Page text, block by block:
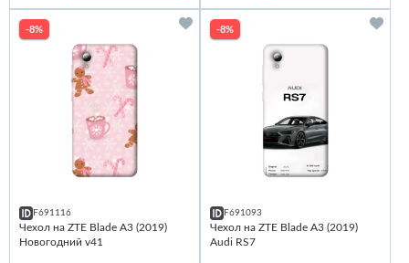
-8%
F691116
Чехол на ZTE Blade A3 (2019)
Новогодний v41
-8%
F691093
Чехол на ZTE Blade A3 (2019)
Audi RS7